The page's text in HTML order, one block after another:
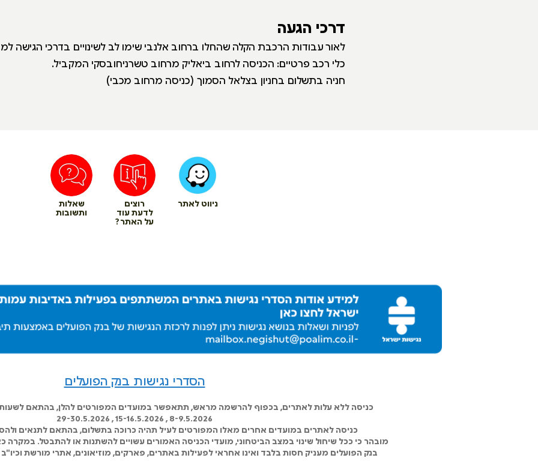
דרכי הגעה
לאור עבודות הרכבת הקלה שהחלו ברחוב אלנבי שימו לב לשינויים בדרכי הגישה
כלי רכב פרטיים: הכניסה לרחוב ביאליק מרחוב טשרניחובסקי המקביל.
חניה בתשלום בחניון בצלאל הסמוך (כניסה מרחוב מכבי)
ניווט לאתר רוצים
לדעת עוד
על האתר?
שאלות
ותשובות
הסדרי נגישות בנק הפועלים
כניסה ללא עלות לאתרים, בכפוף להרשמה מראש, תתאפשר במועדים המפורטים להלן, בהתאם לשעות
8-9.5.2026 , 15-16.5.2026 , 29-30.5.2026
כניסה לאתרים במועדים אחרים מאלו המפורטים לעיל תהיה כרוכה בתשלום, בהתאם לתנאים
מובהר כי ככל שיחול שינוי במצב הביטחוני, מועדי הכניסה האמורים עשויים להשתנות או להתבטל. במקרה
בנק הפועלים מעניק חסות בלבד ואינו אחראי לפעילות באתרים, פארקים, מוזיאונים, אתרי מורשת